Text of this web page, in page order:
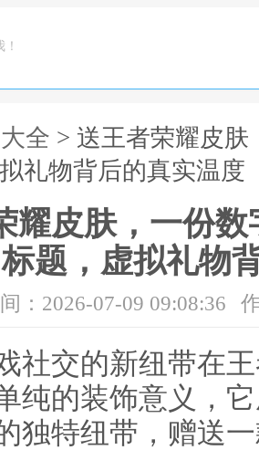
全 > 送王者荣耀皮
礼物背后的真实温度
耀皮肤，一份
标题，虚拟礼物
：2026-07-09 09:08:36
社交的新纽带在
纯的装饰意义，
独特纽带，赠送